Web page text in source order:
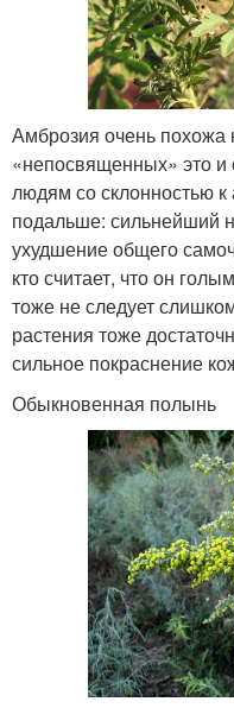
Амброзия очень
«непосвященных» это и
людям со склонностью
подальше: сильнейший
ухудшение общего
кто считает, что он
тоже не следует
растения тоже
сильное покраснение
Обыкновенная полынь